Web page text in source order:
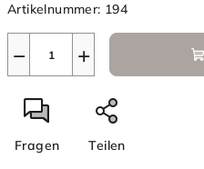
Artikelnummer: 194
+
−
Fragen Teilen